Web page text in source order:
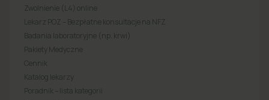
Zwolnienie (L4) online
Lekarz POZ – Bezpłatne konsultacje na NFZ
Badania laboratoryjne (np. krwi)
Pakiety Medyczne
Cennik
Katalog lekarzy
Poradnik – lista kategorii